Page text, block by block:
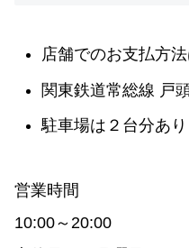
店舗でのお支払方
関東鉄道常総線 戸
駐車場は２台分あり
営業時間
10:00～20:00